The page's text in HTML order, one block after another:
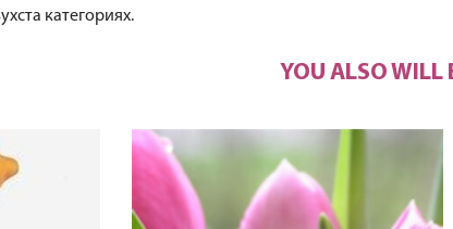
категориях.
YOU ALSO WILL